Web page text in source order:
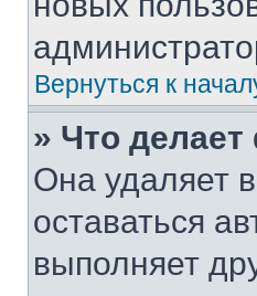
Вернуться к
» Что
Она удаляет
оставаться
выполняет